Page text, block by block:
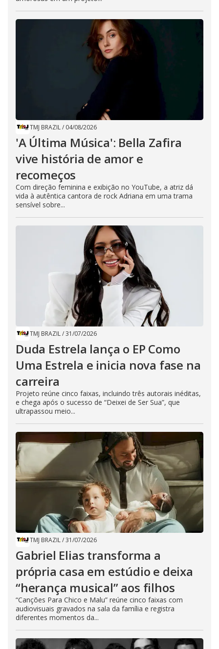
TMJ BRAZIL/ 04/08/2026
'A Última Música': Bella Zafira
vive história de amor e
recomeços
Com direção feminina e exibição no YouTube, a atriz dá
vida à autêntica cantora de rock Adriana em uma trama
sensível sobre...
TMJ BRAZIL/31/07/2026
Duda Estrela lança o EP Como
Uma Estrela e inicia nova fase na
carreira
Projeto reúne cinco faixas, incluindo três autorais inéditas,
e chega após o sucesso de “Deixei de Ser Sua”, que
ultrapassou meio...
TMJ BRAZIL/31/07/2026
Gabriel Elias transforma a
própria casa em estúdio e deixa
“herança musical” aos filhos
“Canções Para Chico e Malu” reúne cinco faixas com
audiovisuais gravados na sala da família e registra
diferentes momentos da...